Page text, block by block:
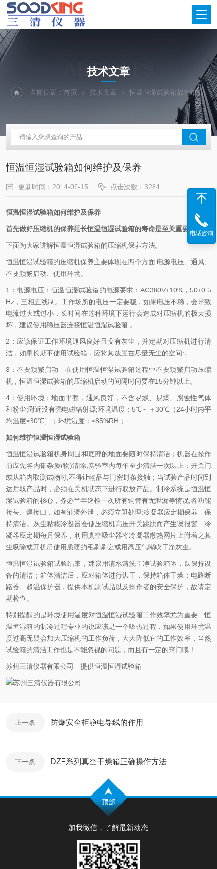
ARTICLES
技术文章
当前位置：首页 技术文章 恒温恒湿试验箱如何维护及保养
恒温恒湿试验箱如何维护及保养
更新时间：2014-09-15 点击次数：3284
恒温恒湿试验箱如何维护及保养
首先做好压缩机的保养延长恒温恒湿试验箱的寿命是至关重要的。
下面为大家讲解恒温恒湿试验箱的压缩机保养方法。
恒温恒湿试验箱的压缩机保养主要体现在四个方面:电源电压、通风、
不要频繁启动、使用环境。
1：电源电压：恒温恒湿试验箱的电源要求：AC380V±10%，50±0.5
Hz，三相五线制。工作场所的电压一定要稳，如果电压不稳，会导致
电流过大或过小，长时间在这种环境下运行会造成对压缩机的极大损
坏，建议使用稳压器连接恒温恒湿试验箱:。
2：应该保证工作环境通风良好且没有灰尘，并定期对压缩机进行清
洁，如果长期不使用试验箱，应将其放置在尽量无尘的空间:。
3：不要频繁启动：在使用恒温恒湿试验箱过程中不要频繁启动压缩
机，恒温恒湿试验箱的压缩机启动的间隔时间要在15分钟以上。
4：使用环境：地面平整，通风良好，不含易燃、易爆、腐蚀性气体
和粉尘;附近没有强电磁辐射源;环境温度：5℃～＋30℃（24小时内平
均温度≤30℃）；环境湿度：≤85%RH；
如何维护恒温恒湿试验箱
恒温恒湿试验箱机身周围和底部的地面要随时保持清洁；机器在操作
前应先将内部杂质(物)清除;实验室内每年至少清洁一次以上；开关门
或从箱内取测试物时,不得让物品与门密封条接触；当试验产品时间到
达后取产品时，必须在关机状态下进行取放产品。制冷系统是恒温恒
湿试验箱的核心，务必半年巡检一次所有铜管有无泄漏等情况,各功能
接头、焊接口，如有油渍外泄，必须立即处理;冷凝器应定期保养，保
持清洁。灰尘粘糊冷凝器会使压缩机高压开关跳脱而产生误报警，冷
凝器应定期每月保养，利用真空吸尘器将冷凝器散热网片上附着之其
尘吸除或开机后使用质硬的毛刷刷之或用高压气嘴吹干净灰尘。
恒温恒湿试验箱试验结束，建议用清水清洗干净试验箱体，以保持设
备的清洁；箱体清洁后，应对箱体进行烘干，保持箱体干燥；电路断
路器、超温保护器，提供本机测试品以及操作者的安全保护，故请定
期检查。
特别提醒的是环境使用温度对恒温恒湿试验箱工作效率尤为重要．恒
温恒湿箱的制冷过程专业的说应该是一个吸热过程．如果使用环境温
度过高无疑会加大压缩机的工作负荷，大大降低它的工作效率．当然
试验箱的清洁工作也是不能忽视的问题，而且有一定的窍门哦！
苏州三清仪器有限公司；提供恒温恒湿试验箱
上一条 防爆安全柜静电导线的作用
下一条 DZF系列真空干燥箱正确操作方法
加我微信，了解最新动态
电话咨询